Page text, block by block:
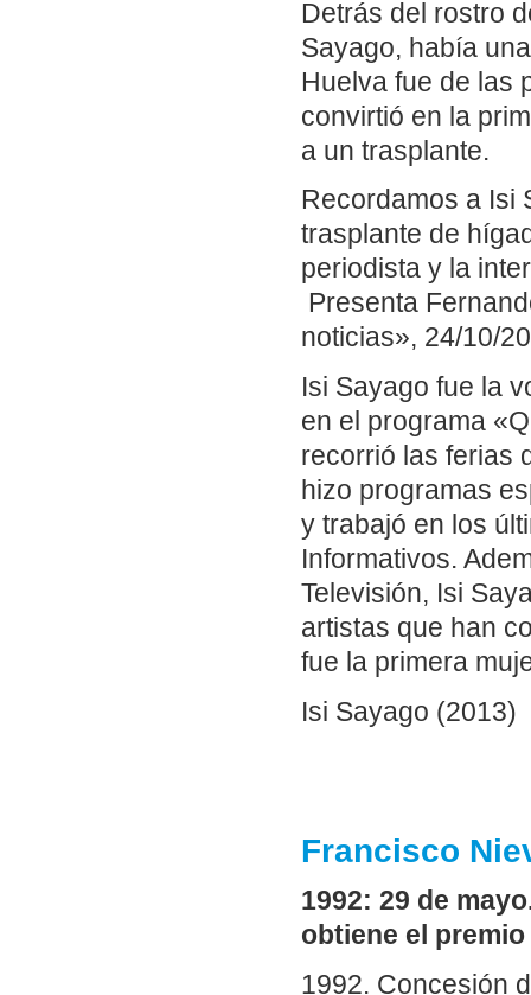
Detrás del rostro
Sayago, había
Huelva fue de las
convirtió en la
a un trasplante.
Recordamos a Isi
trasplante de
periodista y la
Presenta
noticias», 24/10/
Isi Sayago fue la
en el programa
recorrió las ferias
hizo programas
y trabajó en los
Informativos.
Televisión, Isi
artistas que han
fue la primera
Isi Sayago (2013)
Francisco
1992: 29 de
obtiene el
1992. Concesión